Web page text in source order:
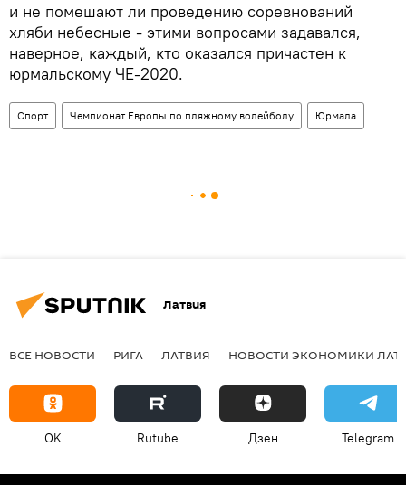
и не помешают ли проведению соревнований
хляби небесные - этими вопросами задавался,
наверное, каждый, кто оказался причастен к
юрмальскому ЧЕ-2020.
Спорт Чемпионат Европы по пляжному волейболу Юрмала
Латвия
ВСЕ НОВОСТИ РИГА ЛАТВИЯ НОВОСТИ ЭКОНОМИКИ
OK Rutube Дзен Telegram